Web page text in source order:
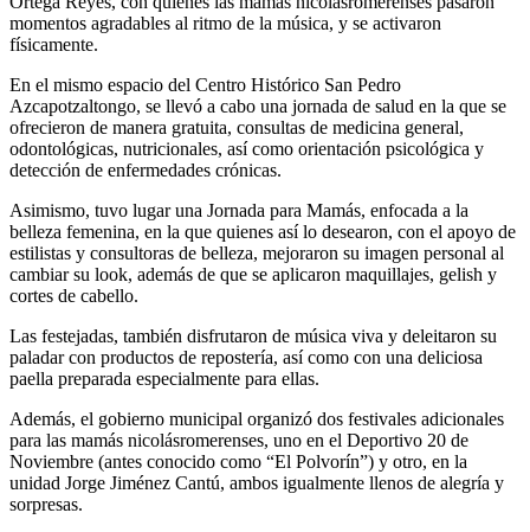
momentos agradables al ritmo de la música, y se activaron
físicamente.
En el mismo espacio del Centro Histórico San Pedro
Azcapotzaltongo, se llevó a cabo una jornada de salud en la que se
ofrecieron de manera gratuita, consultas de medicina general,
odontológicas, nutricionales, así como orientación psicológica y
detección de enfermedades crónicas.
Asimismo, tuvo lugar una Jornada para Mamás, enfocada a la
belleza femenina, en la que quienes así lo desearon, con el apoyo de
estilistas y consultoras de belleza, mejoraron su imagen personal al
cambiar su look, además de que se aplicaron maquillajes, gelish y
cortes de cabello.
Las festejadas, también disfrutaron de música viva y deleitaron su
paladar con productos de repostería, así como con una deliciosa
paella preparada especialmente para ellas.
Además, el gobierno municipal organizó dos festivales adicionales
para las mamás nicolásromerenses, uno en el Deportivo 20 de
Noviembre (antes conocido como “El Polvorín”) y otro, en la
unidad Jorge Jiménez Cantú, ambos igualmente llenos de alegría y
sorpresas.